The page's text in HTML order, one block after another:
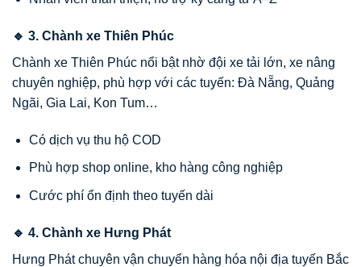
🔹 3. Chành xe Thiên Phúc
Chành xe Thiên Phúc nổi bật nhờ đội xe tải lớn, xe nâng
chuyên nghiệp, phù hợp với các tuyến: Đà Nẵng, Quảng
Ngãi, Gia Lai, Kon Tum…
Có dịch vụ thu hộ COD
Phù hợp shop online, kho hàng công nghiệp
Cước phí ổn định theo tuyến dài
🔹 4. Chành xe Hưng Phát
Hưng Phát chuyên vận chuyển hàng hóa nội địa tuyến Bắc